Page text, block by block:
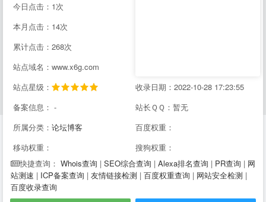
今日点击：1次
本月点击：14次
累计点击：268次
站点域名：www.x6g.com
站点星级：
收录日期：2022-10-28 17:23:55
备案信息： -
站长ＱＱ：暂无
所属分类： 论坛博客
百度权重：
移动权重：
搜狗权重：
快捷查询： Whois查询 | SEO综合查询 | Alexa排名查询 | PR查询 | 网
站测速 | ICP备案查询 | 友情链接检测 | 百度权重查询 | 网站安全检测 |
百度收录查询